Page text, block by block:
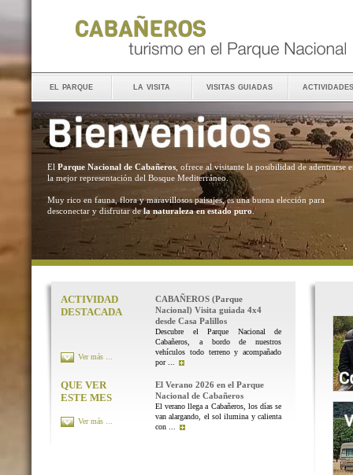
el parque la visita visitas guiadas actividades
El Parque Nacional de Cabañeros , ofrece al visitante la posibilidad de adentrarse
la mejor representación del Bosque Mediterráneo.
Muy rico en fauna, flora y maravillosos paisajes, es una buena elección para
desconectar y disfrutar dela naturaleza en estado puro .
ACTIVIDAD
DESTACADA
CABAÑEROS (Parque
Nacional) Visita guiada 4x4
desde Casa Palillos
Descubre el Parque Nacional de
Cabañeros, a bordo de nuestros
vehículos todo terreno y acompañado
por ...
Ver más ...
QUE VER
ESTE MES
El Verano 2026 en el Parque
Nacional de Cabañeros
El verano llega a Cabañeros, los días se
van alargando, el sol ilumina y calienta
con ...
Ver más ...